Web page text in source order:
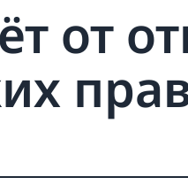
от